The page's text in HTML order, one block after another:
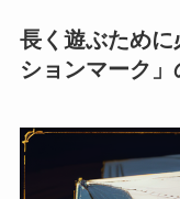
長く遊ぶため
ションマーク」